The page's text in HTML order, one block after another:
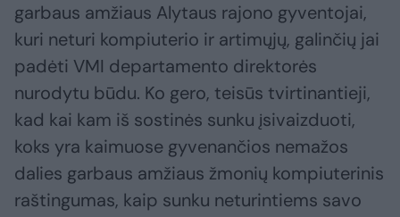
garbaus amžiaus Alytaus rajono gyventojai,
kuri neturi kompiuterio ir artimųjų, galinčių jai
padėti VMI departamento direktorės
nurodytu būdu. Ko gero, teisūs tvirtinantieji,
kad kai kam iš sostinės sunku įsivaizduoti,
koks yra kaimuose gyvenančios nemažos
dalies garbaus amžiaus žmonių kompiuterinis
raštingumas, kaip sunku neturintiems savo